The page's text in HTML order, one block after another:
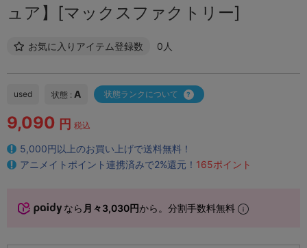
ュア】[マックスファクトリー]
お気に入りアイテム登録数 0人
used 状態 : A 状態ランクについて
9,090 円 税込
5,000円以上のお買い上げで送料無料！
アニメイトポイント連携済みで2%還元！ 165ポイント
なら 月々3,030円から。分割手数料無料